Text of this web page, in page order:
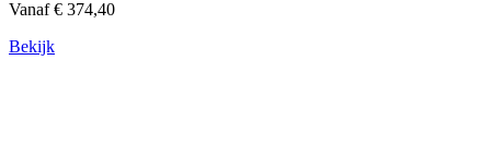
Vanaf € 374,40
Bekijk